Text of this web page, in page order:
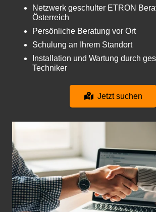
Netzwerk geschulter ETRON
Österreich
Persönliche Beratung vor Ort
Schulung an Ihrem Standort
Installation und Wartung durch
Techniker
Jetzt suchen